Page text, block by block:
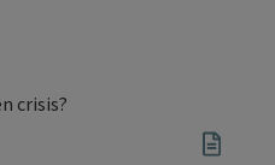
crisis?